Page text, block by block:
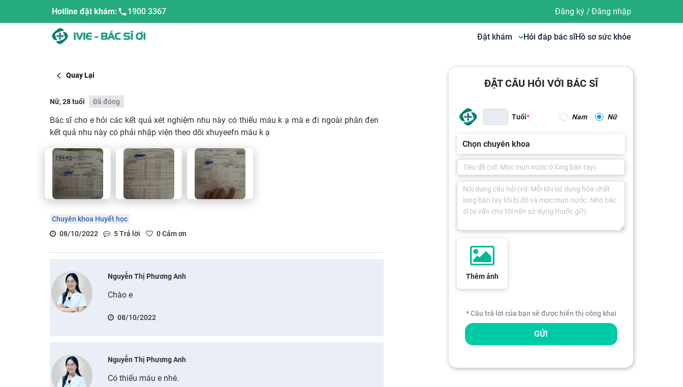
Hotline đặt khám: 1900 3367 Đăng ký/ Đăng nhập
Đặt khám Hỏi đáp bác sĩHồ sơ sức khỏe
Quay Lại
Nữ, 28 tuổi Đã đóng
Bác sĩ cho e hỏi các kết quả xét nghiệm nhu này có thiếu máu k ạ mà e đi ngoài phân đen
kết quả nhu này có phải nhập viện theo dõi xhuyeefn máu k ạ
Chuyên khoa Huyết học
08/10/2022
5Trả lời 0Cảm ơn
Nguyễn Thị Phương Anh
Chào e
08/10/2022
Nguyễn Thị Phương Anh
Có thiếu máu e nhé.
ĐẶT CÂU HỎI VỚI BÁC SĨ
Tuổi Nam Nữ
Chọn chuyên khoa
Thêm ảnh
* Câu trả lời của bạn sẽ được hiển thị công khai
GỬI